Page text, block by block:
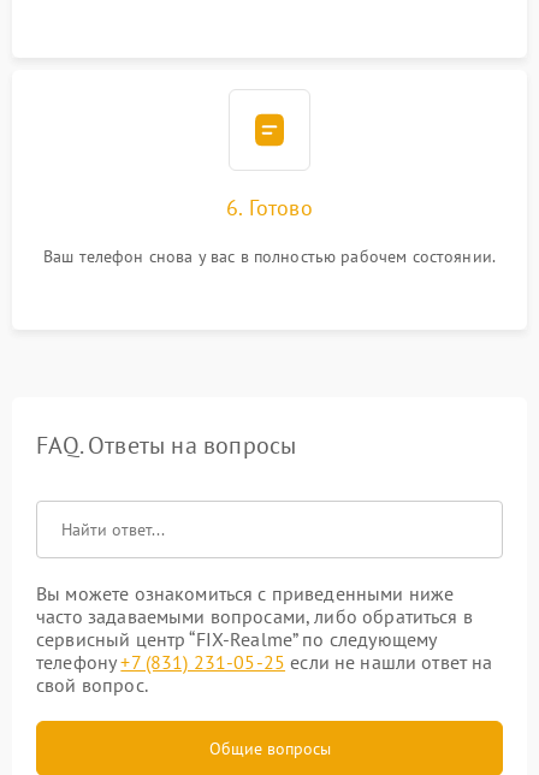
6. Готово
Ваш телефон снова у вас в полностью рабочем состоянии.
FAQ. Ответы на вопросы
Вы можете ознакомиться с приведенными ниже
часто задаваемыми вопросами, либо обратиться в
сервисный центр “FIX-Realme” по следующему
телефону+7 (831) 231-05-25 если не нашли ответ на
свой вопрос.
Общие вопросы